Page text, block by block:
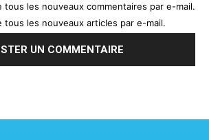
tous les nouveaux commentaires par e-mail.
tous les nouveaux articles par e-mail.